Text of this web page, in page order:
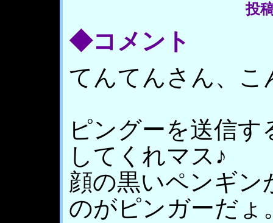
投
◆コメント
てんてんさん、こ
ピングーを送信
してくれマス♪
顔の黒いペンギン
のがピンガーだょ